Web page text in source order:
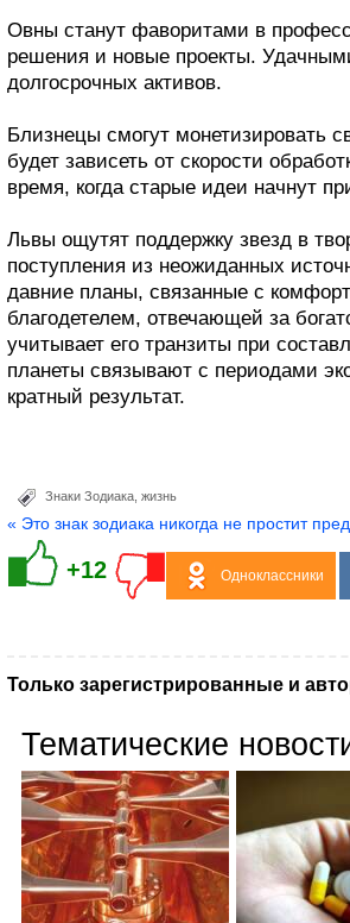
Овны станут фаворитами в
решения и новые проекты.
долгосрочных активов.
Близнецы смогут монетизировать
будет зависеть от скорости
время, когда старые идеи начнут
Львы ощутят поддержку звезд в
поступления из неожиданных
давние планы, связанные с
благодетелем, отвечающей за
учитывает его транзиты при
планеты связывают с периодами
кратный результат.
Знаки Зодиака жизнь
« Это знак зодиака никогда не простит
+12 Одноклассники
Только зарегистрированные и
Тематические